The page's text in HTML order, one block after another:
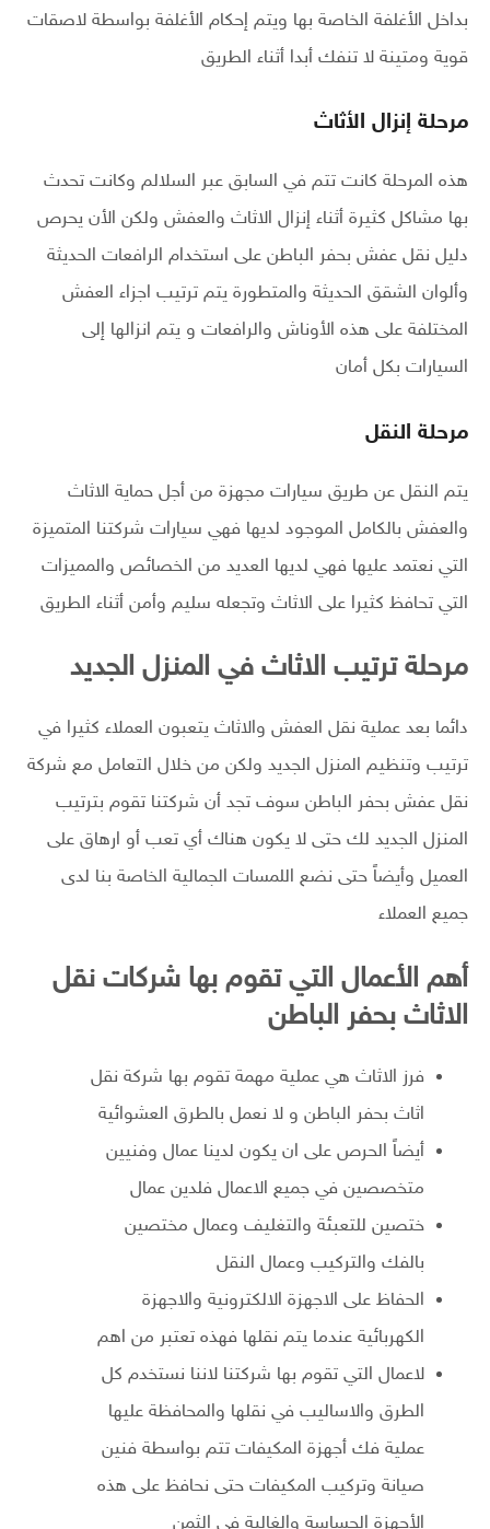
بداخل الأغلفة الخاصة بها ويتم إحكام الأغلفة بواسطة لاصقات
قوية ومتينة لا تنفك أبدا أثناء الطريق
مرحلة إنزال الأثاث
هذه المرحلة كانت تتم في السابق عبر السلالم وكانت تحدث
بها مشاكل كثيرة أثناء إنزال الاثاث والعفش ولكن الأن يحرص
دليل نقل عفش بحفر الباطن على استخدام الرافعات الحديثة
وألوان الشقق الحديثة والمتطورة يتم ترتيب اجزاء العفش
المختلفة على هذه الأوناش والرافعات و يتم انزالها إلى
السيارات بكل أمان
مرحلة النقل
يتم النقل عن طريق سيارات مجهزة من أجل حماية الاثاث
والعفش بالكامل الموجود لديها فهي سيارات شركتنا المتميزة
التي نعتمد عليها فهي لديها العديد من الخصائص والمميزات
التي تحافظ كثيرا على الاثاث وتجعله سليم وأمن أثناء الطريق
مرحلة ترتيب الاثاث في المنزل الجديد
دائما بعد عملية نقل العفش والاثاث يتعبون العملاء كثيرا في
ترتيب وتنظيم المنزل الجديد ولكن من خلال التعامل مع شركة
نقل عفش بحفر الباطن سوف تجد أن شركتنا تقوم بترتيب
المنزل الجديد لك حتى لا يكون هناك أي تعب أو ارهاق على
العميل وأيضاً حتى نضع اللمسات الجمالية الخاصة بنا لدى
جميع العملاء
أهم الأعمال التي تقوم بها شركات نقل
الاثاث بحفر الباطن
فرز الاثاث هي عملية مهمة تقوم بها شركة نقل
اثاث بحفر الباطن و لا نعمل بالطرق العشوائية
أيضاً الحرص على ان يكون لدينا عمال وفنيين
متخصصين في جميع الاعمال فلدين عمال
ختصين للتعبئة والتغليف وعمال مختصين
بالفك والتركيب وعمال النقل
الحفاظ على الاجهزة الالكترونية والاجهزة
الكهربائية عندما يتم نقلها فهذه تعتبر من اهم
لاعمال التي تقوم بها شركتنا لاننا نستخدم كل
الطرق والاساليب في نقلها والمحافظة عليها
عملية فك أجهزة المكيفات تتم بواسطة فنين
صيانة وتركيب المكيفات حتى نحافظ على هذه
الأجهزة الحساسة والغالية في الثمن